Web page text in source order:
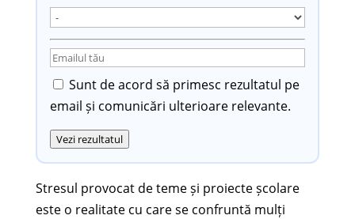
Sunt de acord să primesc rezultatul pe
email și comunicări ulterioare relevante.
Vezi rezultatul
Stresul provocat de teme și proiecte școlare
este o realitate cu care se confruntă mulți